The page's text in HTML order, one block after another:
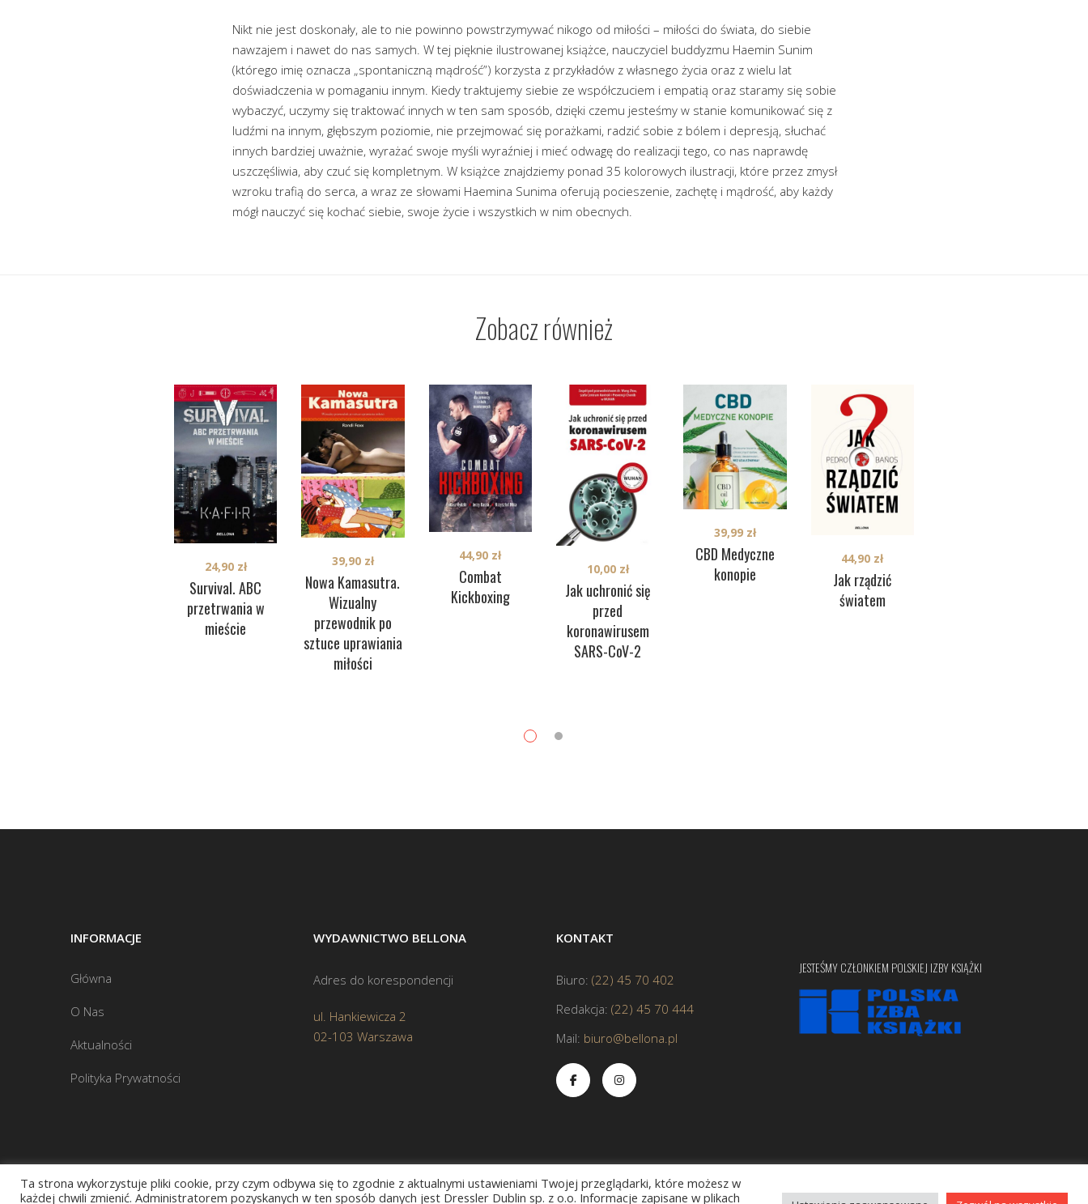
Nikt nie jest doskonały, ale to nie powinno powstrzymywać nikogo od miłości – miłości do świata, do siebie
nawzajem i nawet do nas samych. W tej pięknie ilustrowanej książce, nauczyciel buddyzmu Haemin Sunim
(którego imię oznacza „spontaniczną mądrość”) korzysta z przykładów z własnego życia oraz z wielu lat
doświadczenia w pomaganiu innym. Kiedy traktujemy siebie ze współczuciem i empatią oraz staramy się sobie
wybaczyć, uczymy się traktować innych w ten sam sposób, dzięki czemu jesteśmy w stanie komunikować się z
ludźmi na innym, głębszym poziomie, nie przejmować się porażkami, radzić sobie z bólem i depresją, słuchać
innych bardziej uważnie, wyrażać swoje myśli wyraźniej i mieć odwagę do realizacji tego, co nas naprawdę
uszczęśliwia, aby czuć się kompletnym. W książce znajdziemy ponad 35 kolorowych ilustracji, które przez zmysł
wzroku trafią do serca, a wraz ze słowami Haemina Sunima oferują pocieszenie, zachętę i mądrość, aby każdy
mógł nauczyć się kochać siebie, swoje życie i wszystkich w nim obecnych.
Zobacz również
Survival. ABC
przetrwania w
mieście
24,90 zł
Nowa Kamasutra.
Wizualny
przewodnik po
sztuce uprawiania
miłości
39,90 zł
Combat
Kickboxing
44,90 zł
Jak uchronić się
przed
koronawirusem
SARS-CoV-2
10,00 zł
CBD Medyczne
konopie
39,99 zł
Jak rządzić
światem
44,90 zł
INFORMACJE
Główna
O Nas
Aktualności
Polityka Prywatności
WYDAWNICTWO BELLONA
Adres do korespondencji
ul. Hankiewicza 2
02-103 Warszawa
KONTAKT
Biuro: (22) 45 70 402
Redakcja: (22) 45 70 444
Mail: biuro@bellona.pl
JESTEŚMY CZŁONKIEM POLSKIEJ IZBY KSIĄŻKI
Copyright © 2020 bellona.pl
Ta strona wykorzystuje pliki cookie, przy czym odbywa się to zgodnie z aktualnymi ustawieniami Twojej przeglądarki, które możesz w
każdej chwili zmienić. Administratorem pozyskanych w ten sposób danych jest Dressler Dublin sp. z o.o. Informacje zapisane w plikach